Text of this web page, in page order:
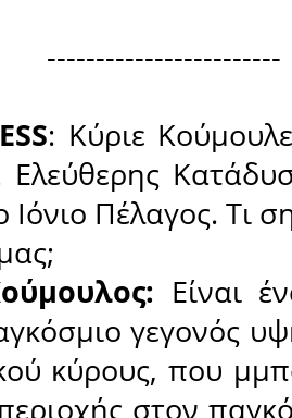
------------------------
: Κύριε
Ιόνιο Πέλαγος. Τι
Είναι
γεγονός
κύρους, που
στον